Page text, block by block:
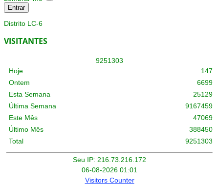
Entrar
Distrito LC-6
VISITANTES
9251303
Hoje
Ontem
Esta Semana
Última Semana
Este Mês
Último Mês
Total
147
6699
25129
9167459
47069
388450
9251303
Seu IP: 216.73.216.172
06-08-2026 01:01
Visitors Counter